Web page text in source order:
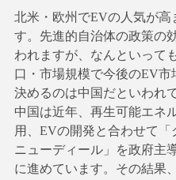
北米・欧州でEVの人気が高
す。先進的自治体の政策の
われますが、なんといって
口・市場規模で今後のEV市
決めるのは中国だといわれ
中国は近年、再生可能エネ
用、EVの開発と合わせて「
ニューディール」を政府主
に進めています。その結果